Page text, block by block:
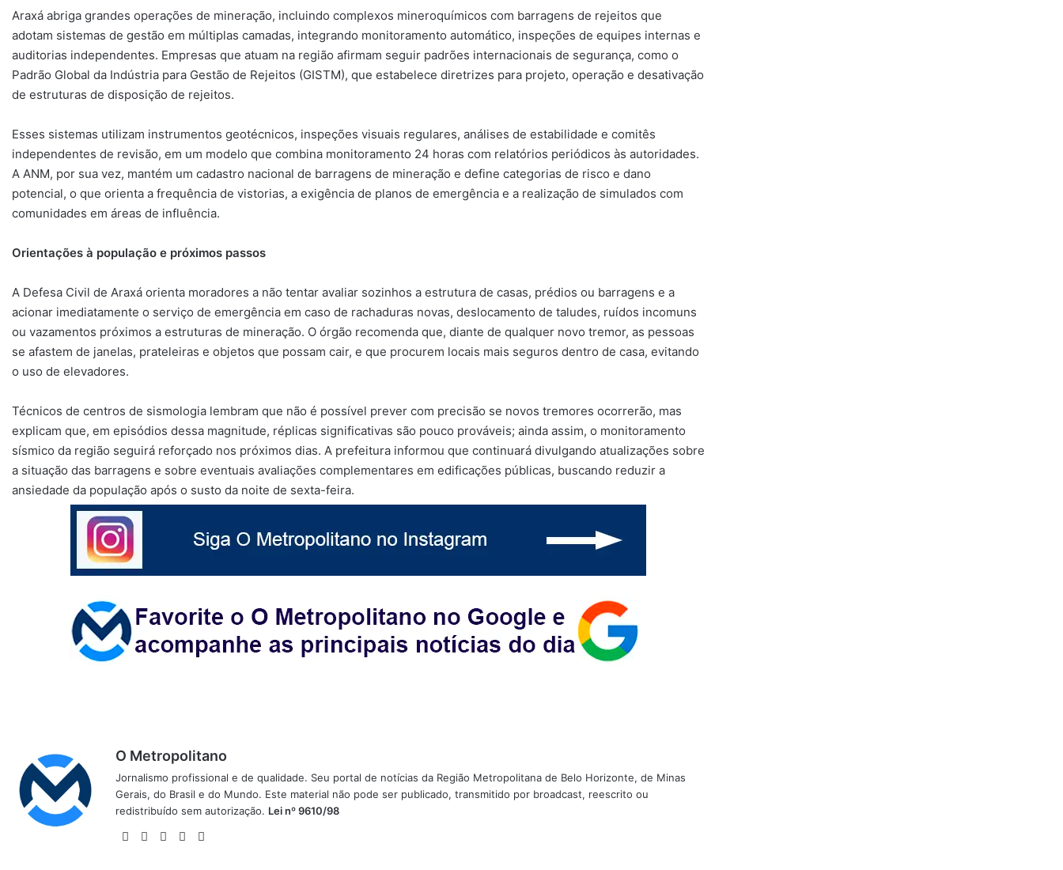
Araxá abriga grandes operações de mineração, incluindo complexos mineroquímicos com barragens de rejeitos que
adotam sistemas de gestão em múltiplas camadas, integrando monitoramento automático, inspeções de equipes internas e
auditorias independentes. Empresas que atuam na região afirmam seguir padrões internacionais de segurança, como o
Padrão Global da Indústria para Gestão de Rejeitos (GISTM), que estabelece diretrizes para projeto, operação e desativação
de estruturas de disposição de rejeitos.
Esses sistemas utilizam instrumentos geotécnicos, inspeções visuais regulares, análises de estabilidade e comitês
independentes de revisão, em um modelo que combina monitoramento 24 horas com relatórios periódicos às autoridades.
A ANM, por sua vez, mantém um cadastro nacional de barragens de mineração e define categorias de risco e dano
potencial, o que orienta a frequência de vistorias, a exigência de planos de emergência e a realização de simulados com
comunidades em áreas de influência.
Orientações à população e próximos passos
A Defesa Civil de Araxá orienta moradores a não tentar avaliar sozinhos a estrutura de casas, prédios ou barragens e a
acionar imediatamente o serviço de emergência em caso de rachaduras novas, deslocamento de taludes, ruídos incomuns
ou vazamentos próximos a estruturas de mineração. O órgão recomenda que, diante de qualquer novo tremor, as pessoas
se afastem de janelas, prateleiras e objetos que possam cair, e que procurem locais mais seguros dentro de casa, evitando
o uso de elevadores.
Técnicos de centros de sismologia lembram que não é possível prever com precisão se novos tremores ocorrerão, mas
explicam que, em episódios dessa magnitude, réplicas significativas são pouco prováveis; ainda assim, o monitoramento
sísmico da região seguirá reforçado nos próximos dias. A prefeitura informou que continuará divulgando atualizações sobre
a situação das barragens e sobre eventuais avaliações complementares em edificações públicas, buscando reduzir a
ansiedade da população após o susto da noite de sexta-feira.
O Metropolitano
Jornalismo profissional e de qualidade. Seu portal de notícias da Região Metropolitana de Belo Horizonte, de Minas
Gerais, do Brasil e do Mundo. Este material não pode ser publicado, transmitido por broadcast, reescrito ou
redistribuído sem autorização. Lei nº 9610/98
WebsiteFacebook
X YouTube